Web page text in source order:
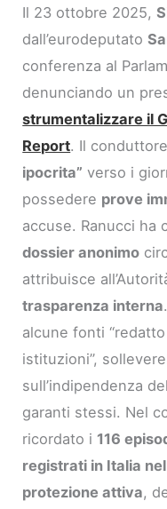
Il 23 ottobre 2025,
dall’eurodeputato
conferenza al
denunciando un
strumentalizzare il
Report. Il
ipocrita” verso i
possedere prove
accuse. Ranucci ha
dossier anonimo
attribuisce
trasparenza interna
alcune fonti
istituzioni”,
sull’indipendenza
garanti stessi. Nel
ricordato i 116
registrati in Italia
protezione attiva,